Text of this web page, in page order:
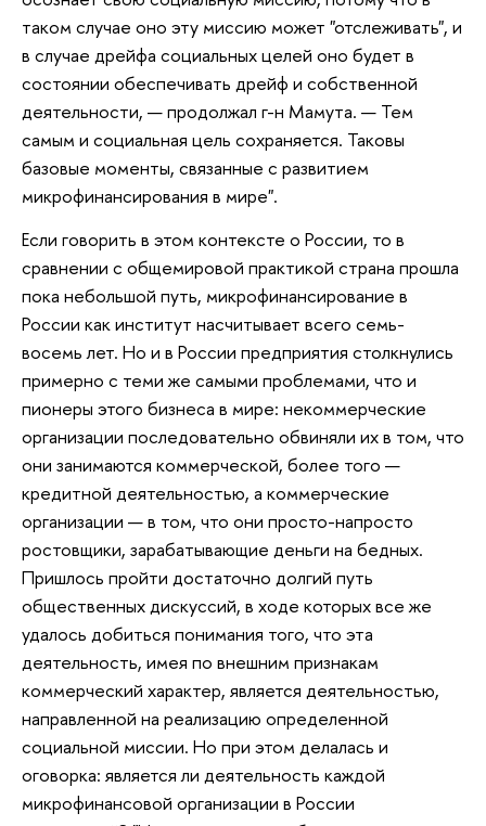
таком случае оно эту миссию может "отслеживать", и
в случае дрейфа социальных целей оно будет в
состоянии обеспечивать дрейф и собственной
деятельности, — продолжал г-н Мамута. — Тем
самым и социальная цель сохраняется. Таковы
базовые моменты, связанные с развитием
микрофинансирования в мире".
Если говорить в этом контексте о России, то в
сравнении c общемировой практикой страна прошла
пока небольшой путь, микрофинансирование в
России как институт насчитывает всего семь-
восемь лет. Но и в России предприятия столкнулись
примерно с теми же самыми проблемами, что и
пионеры этого бизнеса в мире: некоммерческие
организации последовательно обвиняли их в том, что
они занимаются коммерческой, более того —
кредитной деятельностью, а коммерческие
организации — в том, что они просто-напросто
ростовщики, зарабатывающие деньги на бедных.
Пришлось пройти достаточно долгий путь
общественных дискуссий, в ходе которых все же
удалось добиться понимания того, что эта
деятельность, имея по внешним признакам
коммерческий характер, является деятельностью,
направленной на реализацию определенной
социальной миссии. Но при этом делалась и
оговорка: является ли деятельность каждой
микрофинансовой организации в России